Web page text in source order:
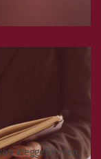
Weggefährten